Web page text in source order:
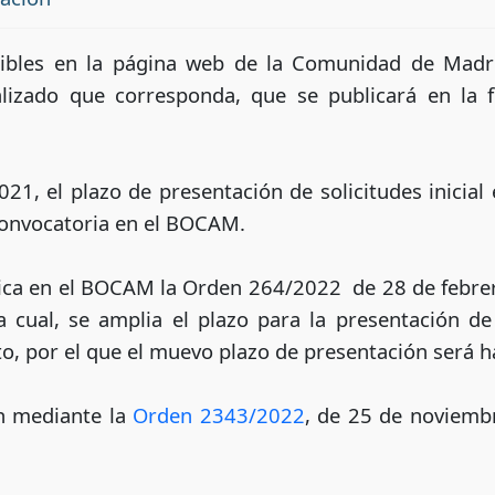
en la página web de la Comunidad de
que corresponda, que se publicará en la
el plazo de presentación de solicitudes
en el BOCAM.
en el BOCAM la Orden 264/2022 de 28 de
cual, se amplia el plazo para la presentación
por el que el muevo plazo de presentación será
mediante la Orden 2343/2022, de 25 de